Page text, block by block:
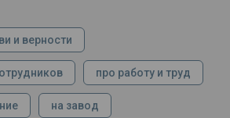
и верности
про работу и труд
на завод